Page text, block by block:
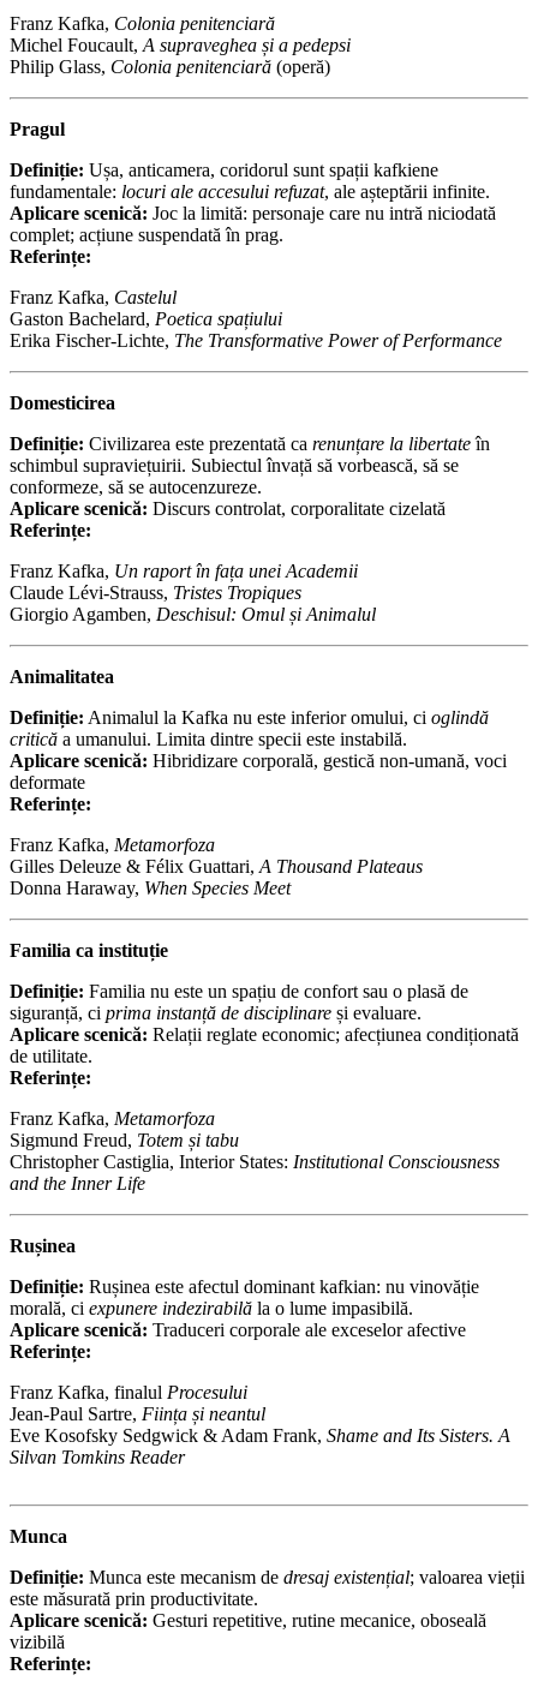
Franz Kafka, Colonia penitenciară
Michel Foucault, A supraveghea și a pedepsi
Philip Glass, Colonia penitenciară (operă)
Pragul
Definiție: Ușa, anticamera, coridorul sunt spații kafkiene
fundamentale: locuri ale accesului refuzat, ale așteptării infinite.
Aplicare scenică: Joc la limită: personaje care nu intră niciodată
complet; acțiune suspendată în prag.
Referințe:
Franz Kafka, Castelul
Gaston Bachelard, Poetica spațiului
Erika Fischer-Lichte, The Transformative Power of Performance
Domesticirea
Definiție: Civilizarea este prezentată ca renunțare la libertateîn
schimbul supraviețuirii. Subiectul învață să vorbească, să se
conformeze, să se autocenzureze.
Aplicare scenică: Discurs controlat, corporalitate cizelată
Referințe:
Franz Kafka, Un raport în fața unei Academii
Claude Lévi-Strauss, Tristes Tropiques
Giorgio Agamben, Deschisul: Omul și Animalul
Animalitatea
Definiție: Animalul la Kafka nu este inferior omului, ci oglindă
critică a umanului. Limita dintre specii este instabilă.
Aplicare scenică: Hibridizare corporală, gestică non-umană, voci
deformate
Referințe:
Franz Kafka, Metamorfoza
Gilles Deleuze & Félix Guattari, A Thousand Plateaus
Donna Haraway, When Species Meet
Familia ca instituție
Definiție: Familia nu este un spațiu de confort sau o plasă de
siguranță, ci prima instanță de disciplinare și evaluare.
Aplicare scenică: Relații reglate economic; afecțiunea condiționată
de utilitate.
Referințe:
Franz Kafka, Metamorfoza
Sigmund Freud, Totem și tabu
Christopher Castiglia, Interior States: Institutional Consciousness
and the Inner Life
Rușinea
Definiție: Rușinea este afectul dominant kafkian: nu vinovăție
morală, ci expunere indezirabilă la o lume impasibilă.
Aplicare scenică: Traduceri corporale ale exceselor afective
Referințe:
Franz Kafka, finalul Procesului
Jean-Paul Sartre, Ființa și neantul
Eve Kosofsky Sedgwick & Adam Frank, Shame and Its Sisters. A
Silvan Tomkins Reader
Munca
Definiție: Munca este mecanism de dresaj existențial; valoarea vieții
este măsurată prin productivitate.
Aplicare scenică: Gesturi repetitive, rutine mecanice, oboseală
vizibilă
Referințe: